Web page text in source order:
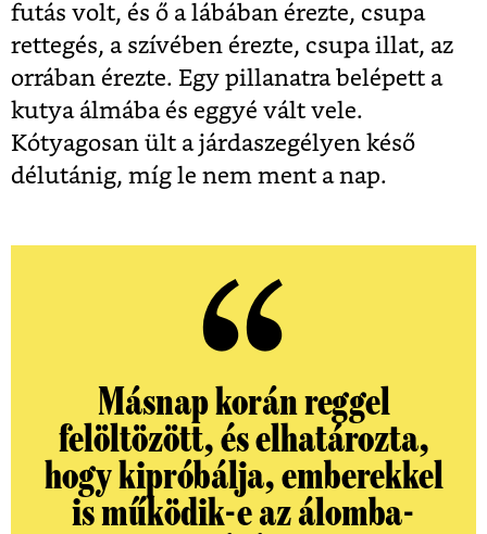
futás volt, és ő a lábában érezte, csupa
rettegés, a szívében érezte, csupa illat, az
orrában érezte. Egy pillanatra belépett a
kutya álmába és eggyé vált vele.
Kótyagosan ült a járdaszegélyen késő
délutánig, míg le nem ment a nap.
Másnap korán reggel
felöltözött, és elhatározta,
hogy kipróbálja, emberekkel
is működik-e az álomba-